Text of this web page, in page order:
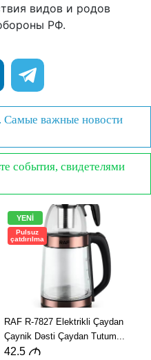
видов и родов
РФ.
Самые важные новости
события, свидетелями